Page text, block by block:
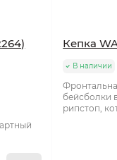
Кепка
В наличии
бейсболки
рипстоп,